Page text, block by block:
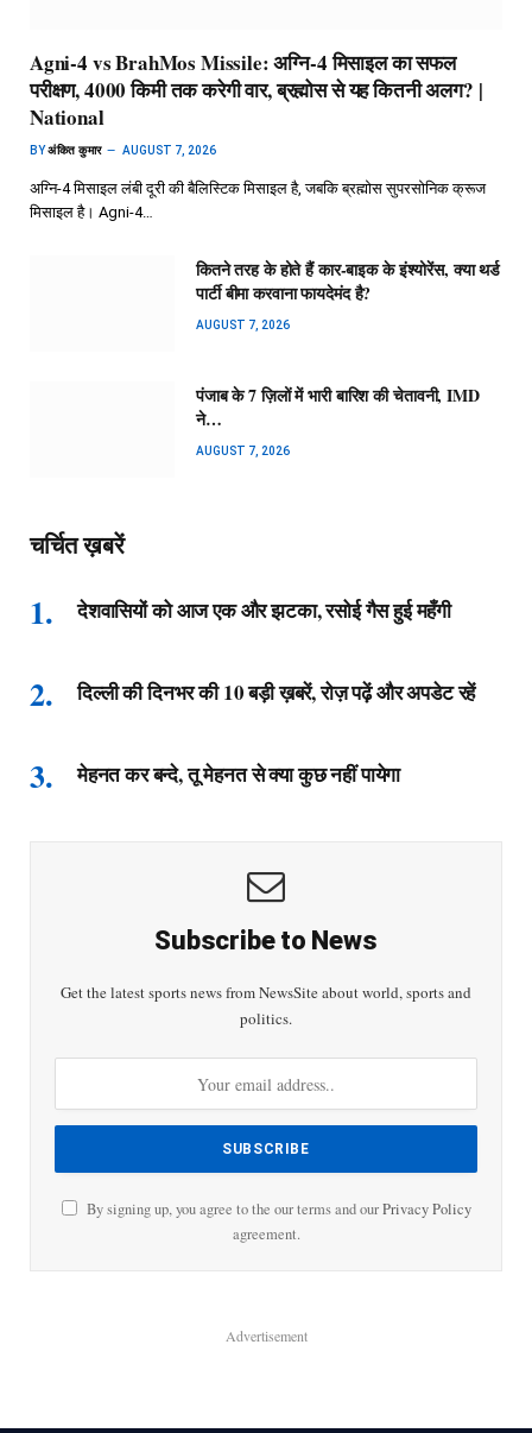
Agni-4 vs BrahMos Missile: अग्नि-4 मिसाइल का सफल
परीक्षण, 4000 किमी तक करेगी वार, ब्रह्मोस से यह कितनी अलग? |
National
BYअंकित कुमार AUGUST 7, 2026
अग्नि-4 मिसाइल लंबी दूरी की बैलिस्टिक मिसाइल है, जबकि ब्रह्मोस सुपरसोनिक क्रूज
मिसाइल है। Agni-4…
कितने तरह के होते हैं कार-बाइक के इंश्योरेंस, क्या थर्ड
पार्टी बीमा करवाना फायदेमंद है?
AUGUST 7, 2026
पंजाब के 7 ज़िलों में भारी बारिश की चेतावनी, IMD
ने…
AUGUST 7, 2026
चर्चित ख़बरें
देशवासियों को आज एक और झटका, रसोई गैस हुई महँगी
दिल्ली की दिनभर की 10 बड़ी ख़बरें, रोज़ पढ़ें और अपडेट रहें
मेहनत कर बन्दे, तू मेहनत से क्या कुछ नहीं पायेगा
Subscribe to News
Get the latest sports news from NewsSite about world, sports and
politics.
By signing up, you agree to the our terms and ourPrivacy Policy
agreement.
Advertisement